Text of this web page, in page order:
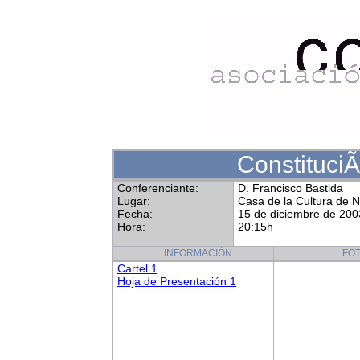
Conferenciante:
Lugar:
Fecha:
Hora:
D. Francisco Bastida
Casa de la Cultura de
15 de diciembre de
20:15h
INFORMACIÓN
Cartel 1
Hoja de Presentación 1